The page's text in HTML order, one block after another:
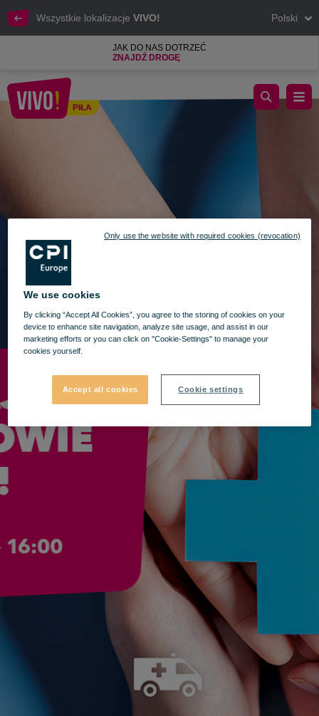
Wszystkie lokalizacje VIVO! Polski
JAK DO NAS DOTRZEĆ
ZNAJDŹ DROGĘ
PIŁA
BADANIA MAMMOGRAFICZNE DLA KOBIET 35+ - 8.03.2024
We use cookies
By clicking “Accept All Cookies”, you agree to the storing of cookies on your
device to enhance site navigation, analyze site usage, and assist in our
marketing efforts or you can click on "Cookie-Settings" to manage your
cookies yourself.
Accept all cookies Cookie settings
Only use the website with required cookies (revocation)